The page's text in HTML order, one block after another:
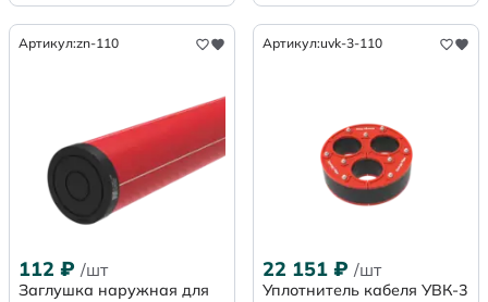
Артикул:zn-110
112 ₽ /шт
Заглушка наружная для
Артикул:uvk-3-110
22 151 ₽ /шт
Уплотнитель кабеля УВК-3